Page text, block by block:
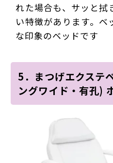
れた場合も、サッと拭
い特徴があります。
な印象のベッドです
5．まつげエクステ
ングワイド・有孔)